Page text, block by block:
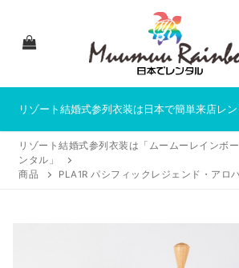
ツ
ス
リゾート結婚式参列衣装は日本で簡単来店レン
HOME
リゾート結婚式参列衣装は「ムームーレインボ
ンタル」
商品
PLA1R パシフィックレジェンド・アロ